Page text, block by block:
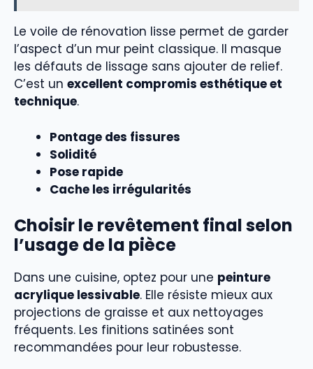
Le voile de rénovation lisse permet de garder
l’aspect d’un mur peint classique. Il masque
les défauts de lissage sans ajouter de relief.
C’est un excellent compromis esthétique et
technique.
Pontage des fissures
Solidité
Pose rapide
Cache les irrégularités
Choisir le revêtement final selon
l’usage de la pièce
Dans une cuisine, optez pour une peinture
acrylique lessivable. Elle résiste mieux aux
projections de graisse et aux nettoyages
fréquents. Les finitions satinées sont
recommandées pour leur robustesse.